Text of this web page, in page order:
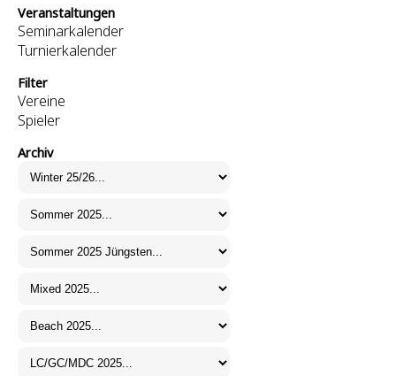
Veranstaltungen
Seminarkalender
Turnierkalender
Filter
Vereine
Spieler
Archiv